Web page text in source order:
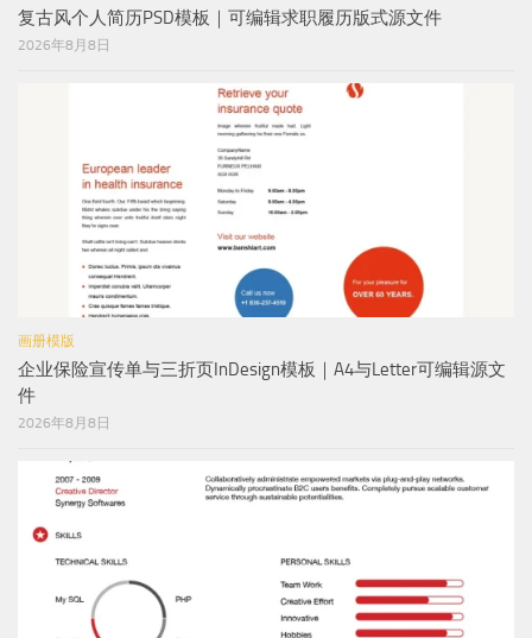
复古风个人简历PSD模板｜可编辑求职履历版式源文件
2026年8月8日
画册模版
企业保险宣传单与三折页InDesign模板｜A4与Letter可编辑源文
件
2026年8月8日